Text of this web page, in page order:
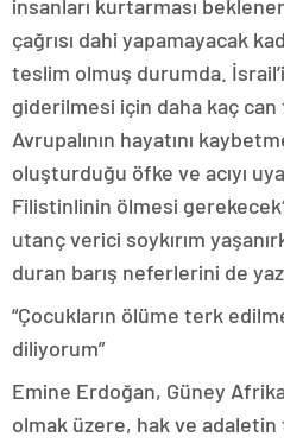
insanları kurtarması
çağrısı dahi yapamayacak
teslim olmuş durumda.
giderilmesi için daha kaç
Avrupalının hayatını
oluşturduğu öfke ve acıyı
Filistinlinin ölmesi
utanç verici soykırım
duran barış neferlerini de
“Çocukların ölüme terk
diliyorum”
Emine Erdoğan, Güney
olmak üzere, hak ve adaletin